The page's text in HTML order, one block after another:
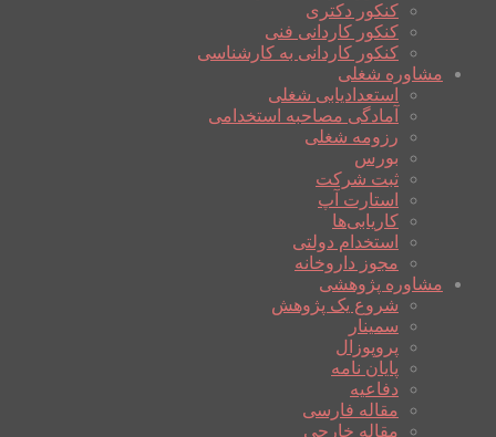
کنکور دکتری
کنکور کاردانی فنی
کنکور کاردانی به کارشناسی
مشاوره شغلی
استعدادیابی شغلی
آمادگی مصاحبه استخدامی
رزومه شغلی
بورس
ثبت شرکت
استارت آپ
کاریابی‌ها
استخدام دولتی
مجوز داروخانه
مشاوره پژوهشی
شروع یک پژوهش
سمینار
پروپوزال
پایان نامه
دفاعیه
مقاله فارسی
مقاله خارجی